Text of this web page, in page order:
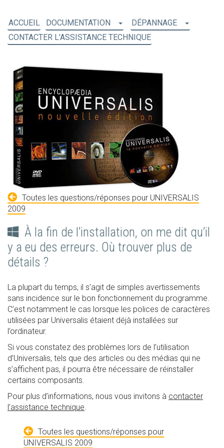
ACCUEIL DOCUMENTATION
DÉPANNAGE
CONTACTER L'ASSISTANCE TECHNIQUE
Toutes les questions/réponses pour UNIVERSALIS
2009
À la fin de l’installation, on me dit qu’il
y a eu des erreurs. Où trouver plus de
détails ?
La plupart du temps, il s’agit de simples avertissements
sans incidence sur le bon fonctionnement du programme.
C’est notamment le cas lorsque les polices de caractères
utilisées par Universalis étaient déjà installées sur
l’ordinateur.
Si vous constatez des problèmes lors de l’utilisation
d’Universalis, tels que des articles ou des médias qui ne
s’affichent pas, il pourra être nécessaire de réinstaller
certains composants.
Pour plus d’informations, nous vous invitons à contacter
l’assistance technique.
Toutes les questions/réponses pour
UNIVERSALIS 2009